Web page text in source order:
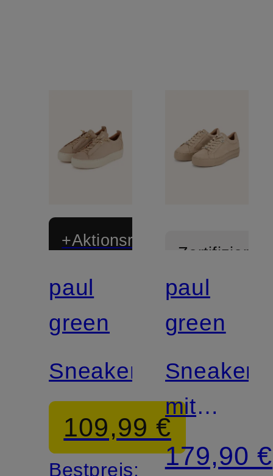
+Aktionsrabatt
Zertifiziert
paul
green
Sneaker
109,99 €
Bestpreis:
Zertifiziert
paul
green
Sneaker
mit
179,90 €